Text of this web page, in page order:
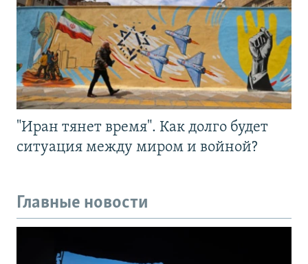
"Иран тянет время". Как долго будет
ситуация между миром и войной?
Главные новости